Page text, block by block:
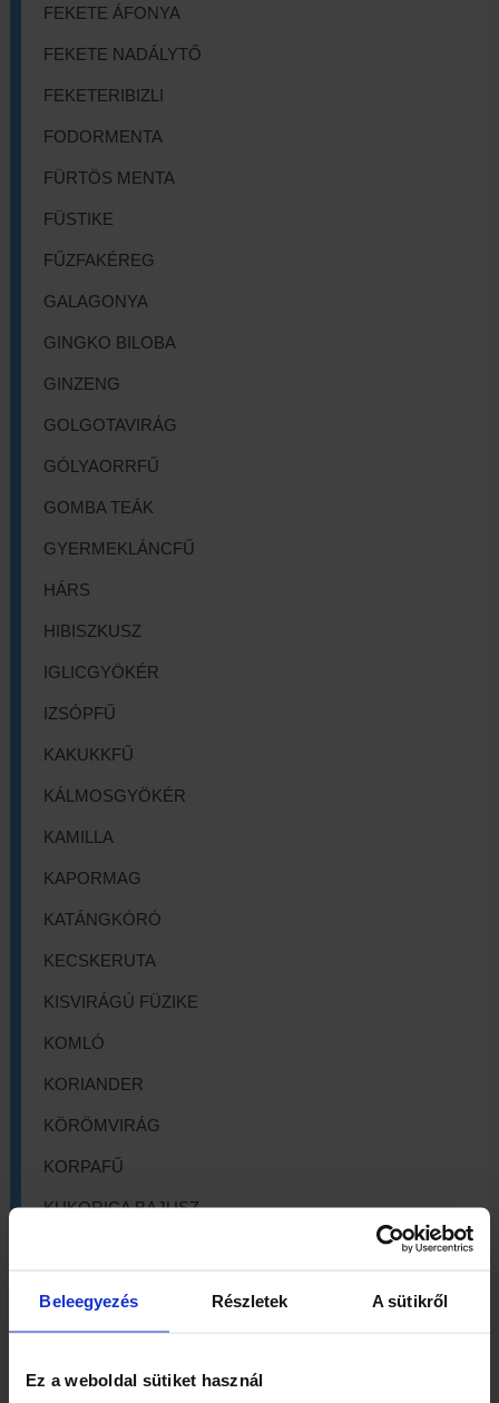
Beleegyezés Részletek A sütikről
Ez a weboldal sütiket használ
FEKETE ÁFONYA
FEKETE NADÁLYTŐ
FEKETERIBIZLI
FODORMENTA
FÜRTÖS MENTA
FÜSTIKE
FŰZFAKÉREG
GALAGONYA
GINGKO BILOBA
GINZENG
GOLGOTAVIRÁG
GÓLYAORRFŰ
GOMBA TEÁK
GYERMEKLÁNCFŰ
HÁRS
HIBISZKUSZ
IGLICGYÖKÉR
IZSÓPFŰ
KAKUKKFŰ
KÁLMOSGYÖKÉR
KAMILLA
KAPORMAG
KATÁNGKÓRÓ
KECSKERUTA
KISVIRÁGÚ FÜZIKE
KOMLÓ
KORIANDER
KÖRÖMVIRÁG
KORPAFŰ
KUKORICA BAJUSZ
LESTYÁNGYÖKÉR
LEVENDULA
LÓSÓSKA